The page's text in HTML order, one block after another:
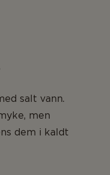
salt vann.
men
dem i kaldt